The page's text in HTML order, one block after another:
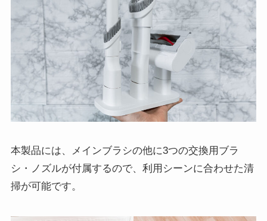
本製品には、メインブラシの他に3つの交換用ブラ
シ・ノズルが付属するので、利用シーンに合わせた清
掃が可能です。